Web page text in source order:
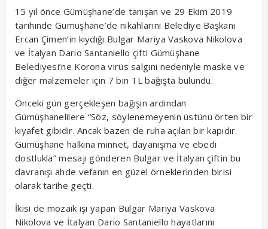
15 yıl önce Gümüşhane’de tanışan ve 29 Ekim 2019
tarihinde Gümüşhane’de nikahlarını Belediye Başkanı
Ercan Çimen’in kıydığı Bulgar Mariya Vaskova Nikolova
ve İtalyan Dario Santaniello çifti Gümüşhane
Belediyesi’ne Korona virüs salgını nedeniyle maske ve
diğer malzemeler için 7 bin TL bağışta bulundu.
Önceki gün gerçekleşen bağışın ardından
Gümüşhanelilere “Söz, söylenemeyenin üstünü örten bir
kıyafet gibidir. Ancak bazen de ruha açılan bir kapıdır.
Gümüşhane halkına minnet, dayanışma ve ebedi
dostlukla” mesajı gönderen Bulgar ve İtalyan çiftin bu
davranışı ahde vefanın en güzel örneklerinden birisi
olarak tarihe geçti.
İkisi de mozaik işi yapan Bulgar Mariya Vaskova
Nikolova ve İtalyan Dario Santaniello hayatlarını